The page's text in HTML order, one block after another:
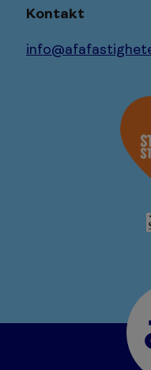
Kontakt